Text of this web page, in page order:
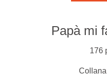
Papà mi
176